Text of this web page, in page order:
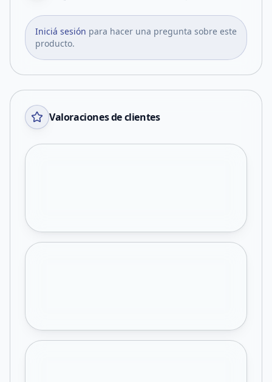
Iniciá sesión para hacer una pregunta sobre este
producto.
Valoraciones de clientes